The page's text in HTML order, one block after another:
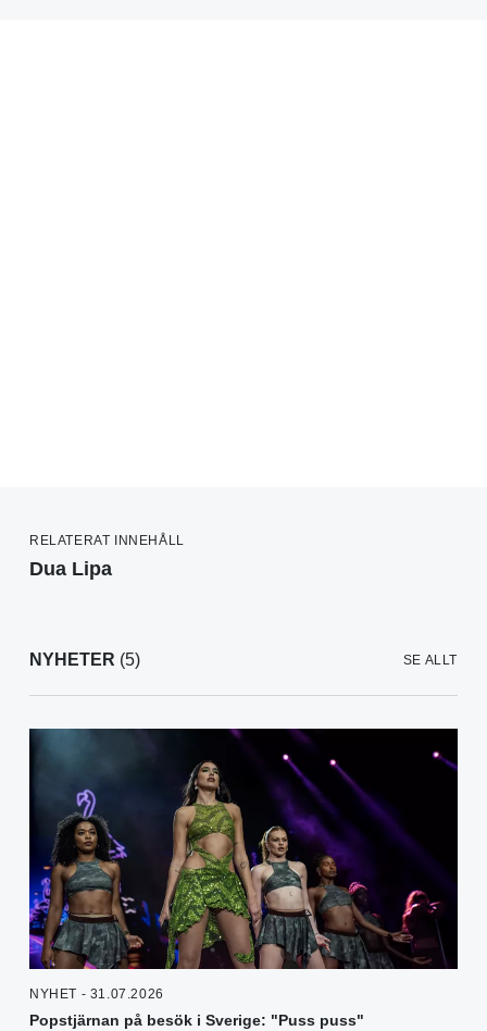
RELATERAT INNEHÅLL
Dua Lipa
NYHETER (5) SE ALLT
NYHET - 31.07.2026
Popstjärnan på besök i Sverige: "Puss puss"